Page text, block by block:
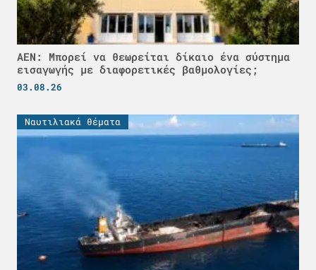
ΑΕΝ: Μπορεί να θεωρείται δίκαιο ένα σύστημα
εισαγωγής με διαφορετικές βαθμολογίες;
03.08.26
Ναυτιλιακά θέματα